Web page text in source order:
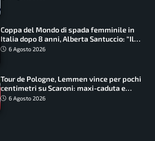
Coppa del Mondo di spada femminile in
Italia dopo 8 anni, Alberta Santuccio: “Il
lavoro dà sempre i suoi frutti”
6 Agosto 2026
Tour de Pologne, Lemmen vince per pochi
centimetri su Scaroni: maxi-caduta e
tappa accorciata
6 Agosto 2026